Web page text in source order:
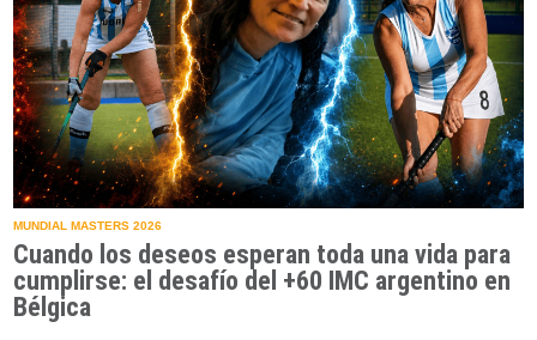
MUNDIAL MASTERS 2026
Cuando los deseos esperan toda una vida para
cumplirse: el desafío del +60 IMC argentino en
Bélgica